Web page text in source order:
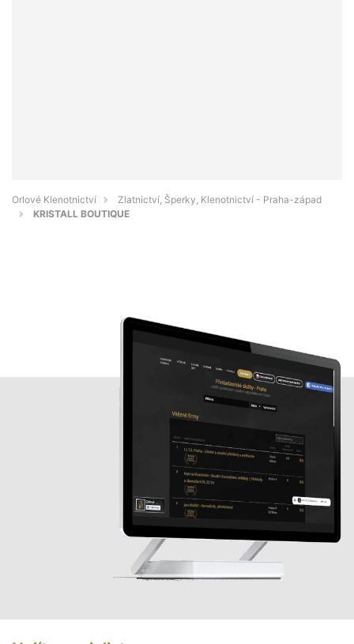
Orlové Klenotnictví
Zlatnictví, Šperky, Klenotnictví - Praha-západ
KRISTALL BOUTIQUE